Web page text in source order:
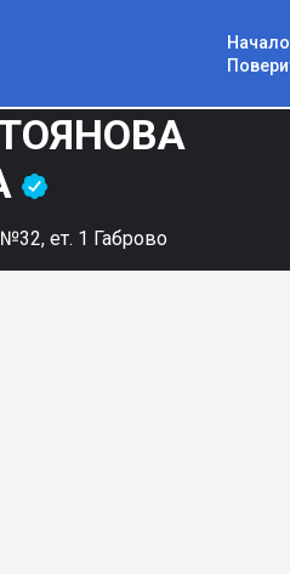
Начало
ет. 1 Габрово